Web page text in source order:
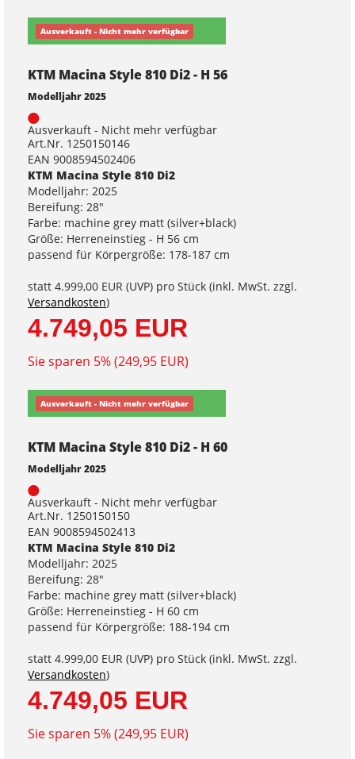
Ausverkauft - Nicht mehr verfügbar
KTM Macina Style 810 Di2 - H 56
Modelljahr 2025
Ausverkauft - Nicht mehr verfügbar
Art.Nr. 1250150146
EAN 9008594502406
KTM Macina Style 810 Di2
Modelljahr: 2025
Bereifung: 28"
Farbe: machine grey matt (silver+black)
Größe: Herreneinstieg - H 56 cm
passend für Körpergröße: 178-187 cm
statt 4.999,00 EUR (UVP) pro Stück (inkl. MwSt. zzgl.
Versandkosten)
4.749,05 EUR
Sie sparen 5% (249,95 EUR)
Ausverkauft - Nicht mehr verfügbar
KTM Macina Style 810 Di2 - H 60
Modelljahr 2025
Ausverkauft - Nicht mehr verfügbar
Art.Nr. 1250150150
EAN 9008594502413
KTM Macina Style 810 Di2
Modelljahr: 2025
Bereifung: 28"
Farbe: machine grey matt (silver+black)
Größe: Herreneinstieg - H 60 cm
passend für Körpergröße: 188-194 cm
statt 4.999,00 EUR (UVP) pro Stück (inkl. MwSt. zzgl.
Versandkosten)
4.749,05 EUR
Sie sparen 5% (249,95 EUR)